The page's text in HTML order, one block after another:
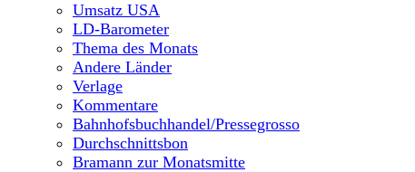
Umsatz USA
LD-Barometer
Thema des Monats
Andere Länder
Verlage
Kommentare
Bahnhofsbuchhandel/Pressegrosso
Durchschnittsbon
Bramann zur Monatsmitte